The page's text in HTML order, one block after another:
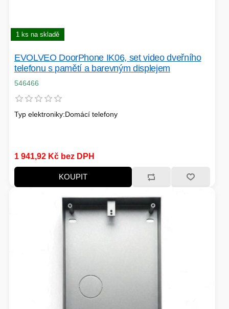
HERNÍ ROUTERY
CHYTRÁ ELEKTRONIKA
OSTATNÍ - MOBIL
ZVONKY
KOLOBĚŽKY
EXTENDER-REPEATER
TLAKOVÉ HRNCE
1 ks na skladě
EVOLVEO DoorPhone IK06, set video dveřního
telefonu s pamětí a barevným displejem
546466
Typ elektroniky:Domácí telefony
1 941,92 Kč bez DPH
KOUPIT